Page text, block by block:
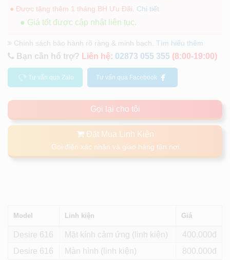
● Được tặng thêm 1 tháng BH Ưu Đãi. Chi tiết
● Giá tốt được cập nhật liên tục.
Chính sách bảo hành rõ ràng & minh bạch. Tìm hiểu thêm
Bạn cần hổ trợ? Liên hệ: 02873 055 355 (8:00-19:00)
Tư vấn qua Zalo Tư vấn qua Facebook
Gọi lại cho tôi
Đặt Mua Linh Kiện
Gọi điện xác nhận và giao hàng tận nơi
Model Linh kiện Giá
Desire 616 Mặt kính cảm ứng (linh kiện)
400
Desire 616
Màn hình (linh kiện) 800